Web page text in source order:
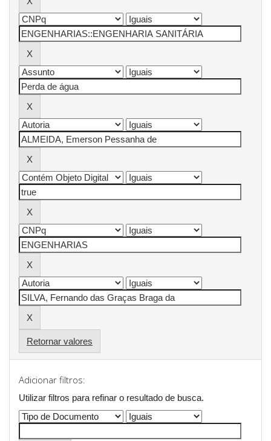
Retornar valores
Adicionar filtros:
Utilizar filtros para refinar o resultado de busca.